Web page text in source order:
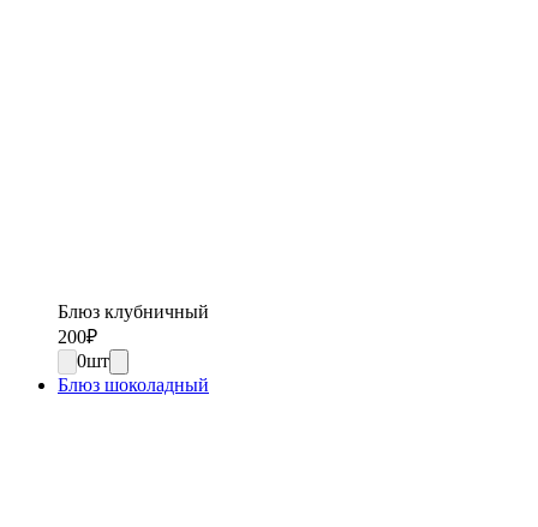
Блюз клубничный
200₽
0шт
Блюз шоколадный